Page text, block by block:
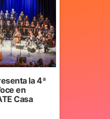
la 4ª
en
Casa